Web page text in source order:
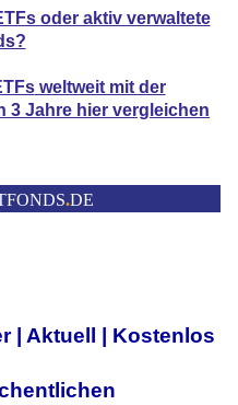
oder aktiv verwaltete
weltweit mit der
3 Jahre hier vergleichen
.DE
| Aktuell | Kostenlos